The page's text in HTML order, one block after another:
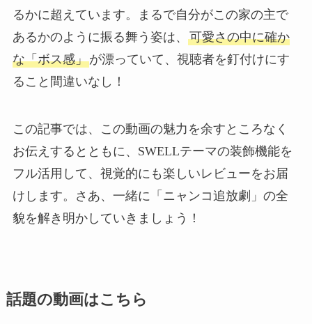
るかに超えています。まるで自分がこの家の主で
あるかのように振る舞う姿は、 可愛さの中に確か
な「ボス感」が漂っていて、視聴者を釘付けにす
ること間違いなし！
この記事では、この動画の魅力を余すところなく
お伝えするとともに、SWELLテーマの装飾機能を
フル活用して、視覚的にも楽しいレビューをお届
けします。さあ、一緒に「ニャンコ追放劇」の全
貌を解き明かしていきましょう！
話題の動画はこちら